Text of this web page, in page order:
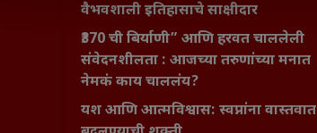
वैभवशाली इतिहासाचे साक्षीदार
₹370 ची बिर्याणी” आणि हरवत चाललेली
संवेदनशीलता : आजच्या तरुणांच्या मनात
नेमकं काय चाललंय?
यश आणि आत्मविश्वास: स्वप्नांना वास्तवात